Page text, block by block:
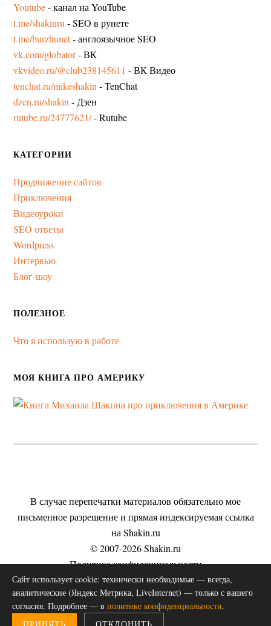
Youtube- канал на YouTube
t.me/shakinru - SEO в рунете
t.me/burzhunet- англоязычное SEO
vk.com/globator- ВК
vkvideo.ru/@club238145611 - ВК Видео
tenchat.ru/mikeshakin - TenChat
dzen.ru/shakin - Дзен
rutube.ru/24777621/- Rutube
КАТЕГОРИИ
Продвижение сайтов
Приключения
Видеоуроки
SEO ответы
Wordpress
Интервью
Блог-шоу
ПОЛЕЗНОЕ
Что я использую в работе
МОЯ КНИГА ПРО АМЕРИКУ
В случае перепечатки материалов обязательно мое
письменное разрешение и прямая индексируемая ссылка
на Shakin.ru
© 2007-2026 Shakin.ru
Политика конфиденциальности
Пользовательское соглашение
Согласие на обработку персональных данных
Публичная оферта на оказание услуг
Сайт использует cookie: технически необходимые — всегда,
аналитические (Яндекс Метрика, LiveInternet) — только с вашего
согласия. Подробнее — в политике конфиденциальности.